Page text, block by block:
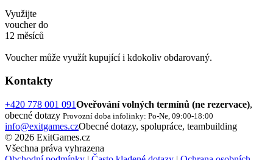
Využijte
voucher do
12 měsíců
Voucher může využít kupující i kdokoliv obdarovaný.
Kontakty
+420 778 001 091Oveřování volných termínů (ne rezervace),
obecné dotazy Provozní doba infolinky: Po-Ne, 09:00-18:00
info@exitgames.czObecné dotazy, spolupráce, teambuilding
© 2026 ExitGames.cz
Všechna práva vyhrazena